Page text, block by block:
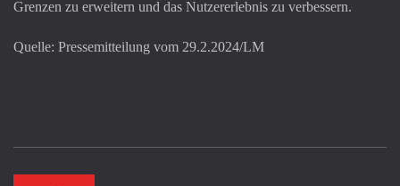
Grenzen zu erweitern und das Nutzererlebnis zu verbessern.
Quelle: Pressemitteilung vom 29.2.2024/LM